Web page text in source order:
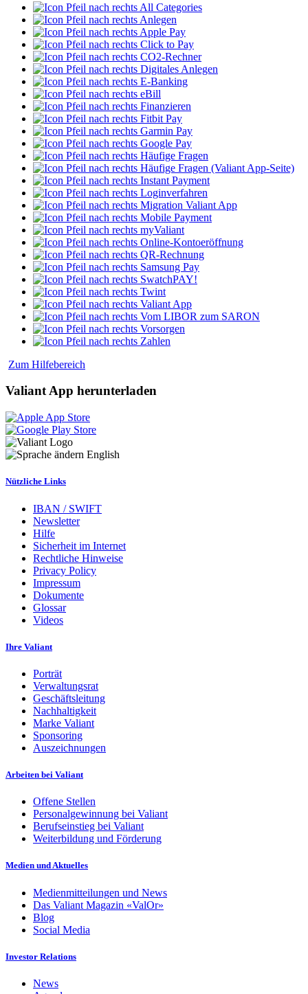
All Categories
Anlegen
Apple Pay
Click to Pay
CO2-Rechner
Digitales Anlegen
E-Banking
eBill
Finanzieren
Fitbit Pay
Garmin Pay
Google Pay
Häufige Fragen
Häufige Fragen (Valiant App-Seite)
Instant Payment
Loginverfahren
Migration Valiant App
Mobile Payment
myValiant
Online-Kontoeröffnung
QR-Rechnung
Samsung Pay
SwatchPAY!
Twint
Valiant App
Vom LIBOR zum SARON
Vorsorgen
Zahlen
Zum Hilfebereich
Valiant App herunterladen
English
Nützliche Links
IBAN / SWIFT
Newsletter
Hilfe
Sicherheit im Internet
Rechtliche Hinweise
Privacy Policy
Impressum
Dokumente
Glossar
Videos
Ihre Valiant
Porträt
Verwaltungsrat
Geschäftsleitung
Nachhaltigkeit
Marke Valiant
Sponsoring
Auszeichnungen
Arbeiten bei Valiant
Offene Stellen
Personalgewinnung bei Valiant
Berufseinstieg bei Valiant
Weiterbildung und Förderung
Medien und Aktuelles
Medienmitteilungen und News
Das Valiant Magazin «ValOr»
Blog
Social Media
Investor Relations
News